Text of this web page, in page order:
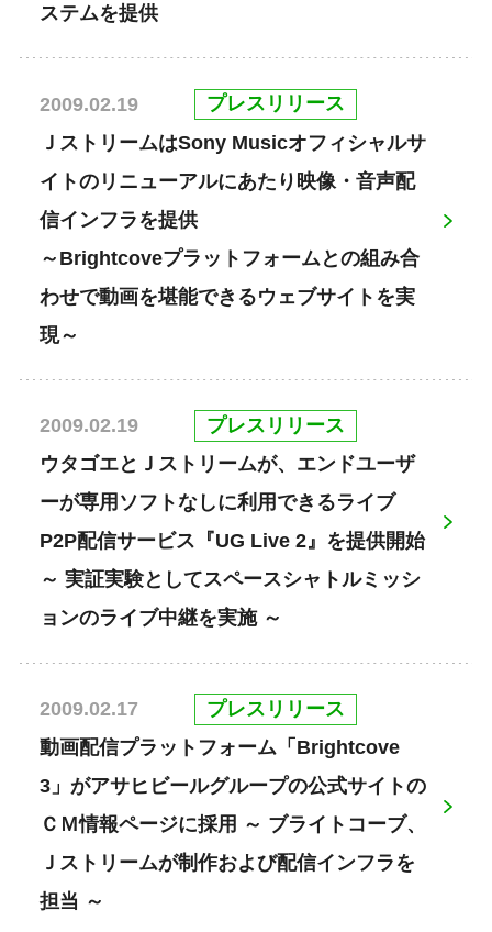
ステムを提供
2009.02.19
プレスリリース
ＪストリームはSony Musicオフィシャルサ
イトのリニューアルにあたり映像・音声配
信インフラを提供
～Brightcoveプラットフォームとの組み合
わせで動画を堪能できるウェブサイトを実
現～
2009.02.19
プレスリリース
ウタゴエとＪストリームが、エンドユーザ
ーが専用ソフトなしに利用できるライブ
P2P配信サービス『UG Live 2』を提供開始
～ 実証実験としてスペースシャトルミッシ
ョンのライブ中継を実施 ～
2009.02.17
プレスリリース
動画配信プラットフォーム「Brightcove
3」がアサヒビールグループの公式サイトの
ＣＭ情報ページに採用 ～ ブライトコーブ、
Ｊストリームが制作および配信インフラを
担当 ～